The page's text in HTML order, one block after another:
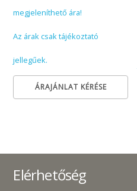
megjeleníthető ára!
Az árak csak tájékoztató
jellegűek.
ÁRAJÁNLAT KÉRÉSE
Elérhetőség